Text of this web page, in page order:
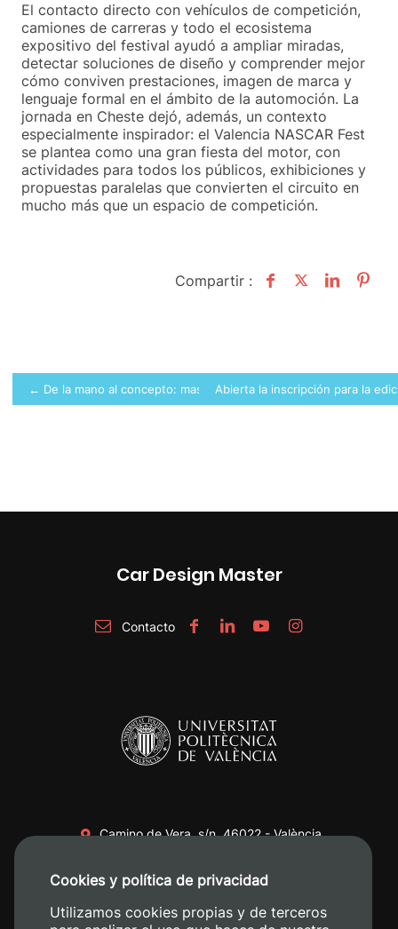
El contacto directo con vehículos de competición,
camiones de carreras y todo el ecosistema
expositivo del festival ayudó a ampliar miradas,
detectar soluciones de diseño y comprender mejor
cómo conviven prestaciones, imagen de marca y
lenguaje formal en el ámbito de la automoción. La
jornada en Cheste dejó, además, un contexto
especialmente inspirador: el Valencia NASCAR Fest
se plantea como una gran fiesta del motor, con
actividades para todos los públicos, exhibiciones y
propuestas paralelas que convierten el circuito en
mucho más que un espacio de competición.
Compartir :
Navegación
de
← De la mano al concepto: masterclass online de diseño
Abierta la inscripción para la
Car Design Master
Contacto
Camino de Vera, s/n. 46022 - València
+34 620 04 00 50
Cookies y política de privacidad
Utilizamos cookies propias y de terceros